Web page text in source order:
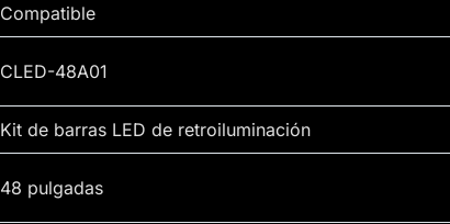
Compatible
CLED-48A01
Kit de barras LED de retroiluminación
48 pulgadas